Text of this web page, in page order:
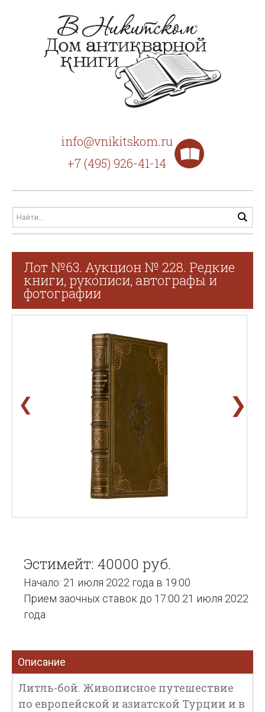
info@vnikitskom.ru
+7 (495) 926-41-14
Лот №63. Аукцион № 228. Редкие
книги, рукописи, автографы и
фотографии
❮ ❯
Эстимейт: 40000 руб.
Начало: 21 июля 2022 года в 19:00
Прием заочных ставок до 17:00 21 июля 2022
года
Описание
Литль-бой. Живописное путешествие
по европейской и азиатской Турции и в